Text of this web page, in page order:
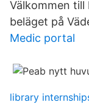
Välkommen till
beläget på
Medic portal
library